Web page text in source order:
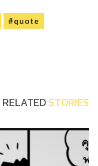
#quote
RELATED STORIES